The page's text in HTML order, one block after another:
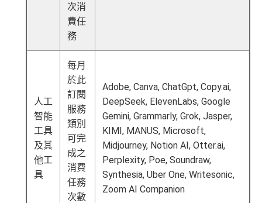
批卡特快，5-10個工作天
海外簽賬DCC協議
C陷阱
American Express信用卡消費優惠
查看更多信用卡詳情及分析...
次消
費任
務
人工
智能
工具
及其
他工
具
每月
於此
訂閱
服務
類別
可完
成之
消費
任務
次數
Adobe, Canva, ChatGpt, Copy.ai,
DeepSeek, ElevenLabs, Google
Gemini, Grammarly, Grok, Jasper,
KIMI, MANUS, Microsoft,
Midjourney, Notion AI, Otter.ai,
Perplexity, Poe, Soundraw,
Synthesia, Uber One, Writesonic,
Zoom AI Companion